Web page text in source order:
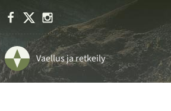
Facebook Instagram
Vaellus ja retkeily